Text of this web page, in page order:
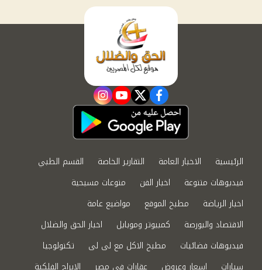
facebook
twitter
youtube
instagram
الرئيسية الاخبار العامة التقارير الخاصة
القسم الطبي
فيديوهات متنوعة
اخبار الفن
منوعات مسيحية
اخبار الرياضة
مطبخ الموقع
مواضيع عامة
الاقتصاد والبورصة
كمبيوتر وموبايل
اخبار الحق والضلال
فيديوهات فضائيات
مطبخ الاكل مع لى لى
تكنولوجيا